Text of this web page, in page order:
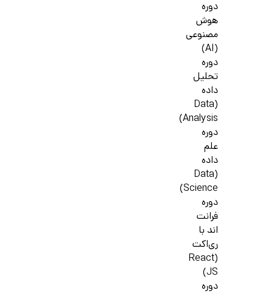
دوره
هوش
مصنوعی
(AI)
دوره
تحلیل
داده
(Data
Analysis)
دوره
علم
داده
(Data
Science)
دوره
فرانت
اند با
ری‌اکت
(React
JS)
دوره